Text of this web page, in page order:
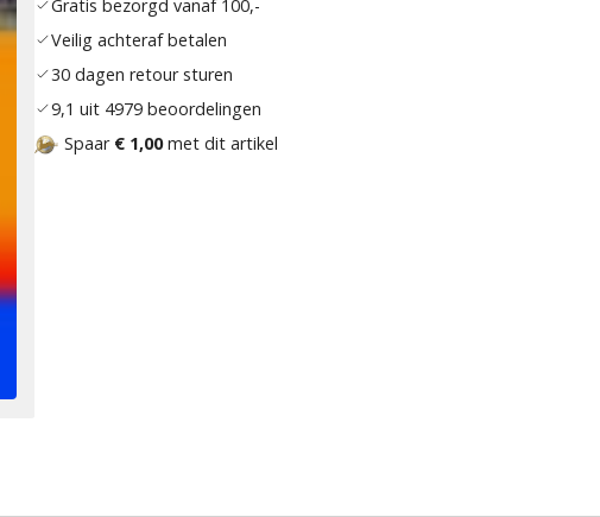
Gratis bezorgd vanaf 100,-
Veilig achteraf betalen
30 dagen retour sturen
9,1 uit 4979 beoordelingen
Spaar € 1,00met dit artikel